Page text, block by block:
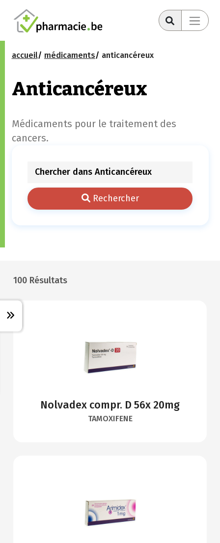
accueil médicaments anticancéreux
Anticancéreux
Médicaments pour le traitement des
cancers.
Rechercher
100 Résultats
Nolvadex compr. D 56x 20mg
TAMOXIFENE